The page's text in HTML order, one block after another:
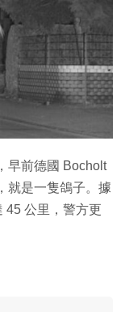
早前德國 Bocholt
就是一隻鴿子。據
45 公里，警方更